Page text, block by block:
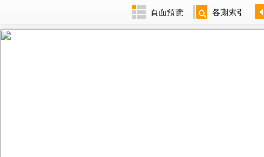
頁面預覽 各期索引